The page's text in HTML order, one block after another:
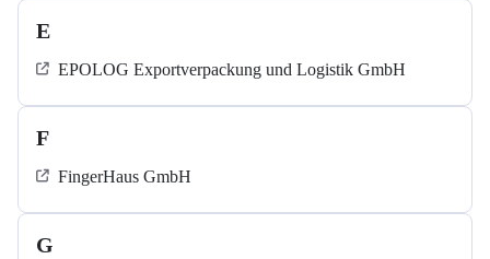
E
EPOLOG Exportverpackung und Logistik GmbH
F
FingerHaus GmbH
G